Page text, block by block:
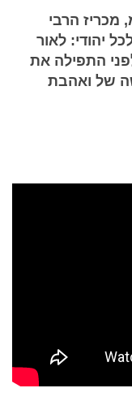
מכריז הרבי
יהודי: לאור
התפילה את
של ואהבת